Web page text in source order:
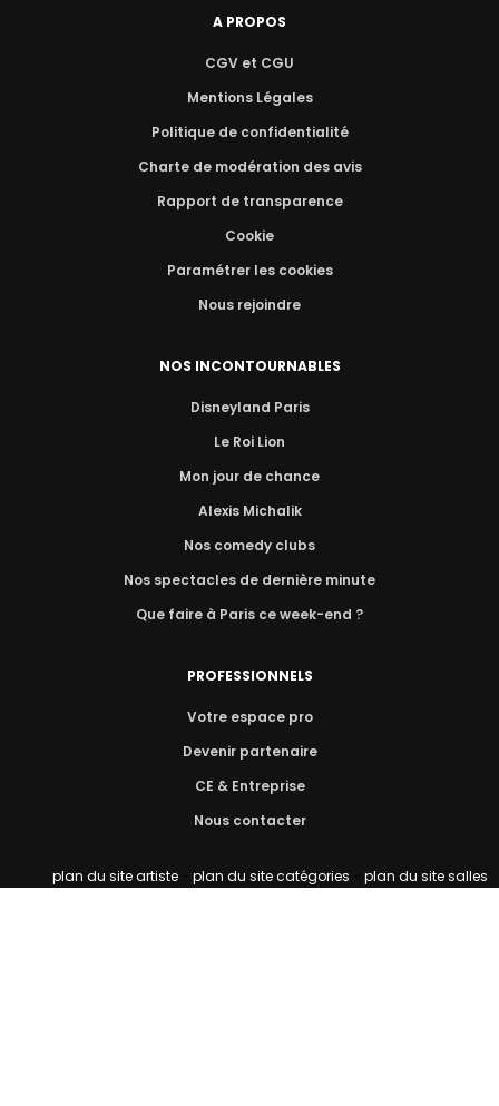
A PROPOS
CGV et CGU
Mentions Légales
Politique de confidentialité
Charte de modération des avis
Rapport de transparence
Cookie
Paramétrer les cookies
Nous rejoindre
NOS INCONTOURNABLES
Disneyland Paris
Le Roi Lion
Mon jour de chance
Alexis Michalik
Nos comedy clubs
Nos spectacles de dernière minute
Que faire à Paris ce week-end ?
PROFESSIONNELS
Votre espace pro
Devenir partenaire
CE & Entreprise
Nous contacter
plan du site artiste plan du site catégories plan du site salles